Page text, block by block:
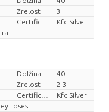
Zrelost
3
Kfc Silver
Dolžina
40
Zrelost
2-3
Kfc Silver
roses